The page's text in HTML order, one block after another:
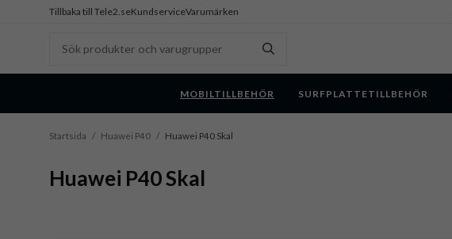
Tillbaka till Tele2.seKundserviceVarumärken
MOBILTILLBEHÖR SURFPLATTETILLBEHÖR
Startsida / Huawei P40 / Huawei P40 Skal
Huawei P40 Skal